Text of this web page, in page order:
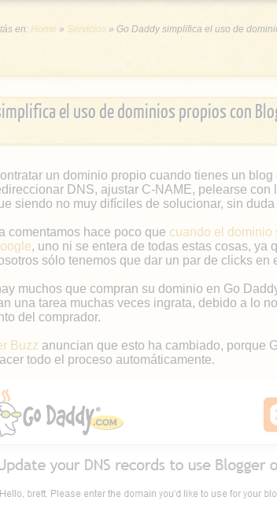
en: Home » Servicios » Go Daddy simplifica el uso de
el uso de dominios propios con
un dominio propio cuando tienes un
DNS, ajustar C-NAME, pelearse con
siendo no muy difíciles de solucionar, sin
comentamos hace poco que cuando el dominio
, uno ni se entera de todas estas cosas, ya
sólo tenemos que dar un par de clicks en
muchos que compran su dominio en Go
una tarea muchas veces ingrata, debido a lo
del comprador.
Buzz anuncian que esto ha cambiado, porque
todo el proceso automáticamente.